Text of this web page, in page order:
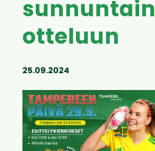
sunnuntain
otteluun
25.09.2024